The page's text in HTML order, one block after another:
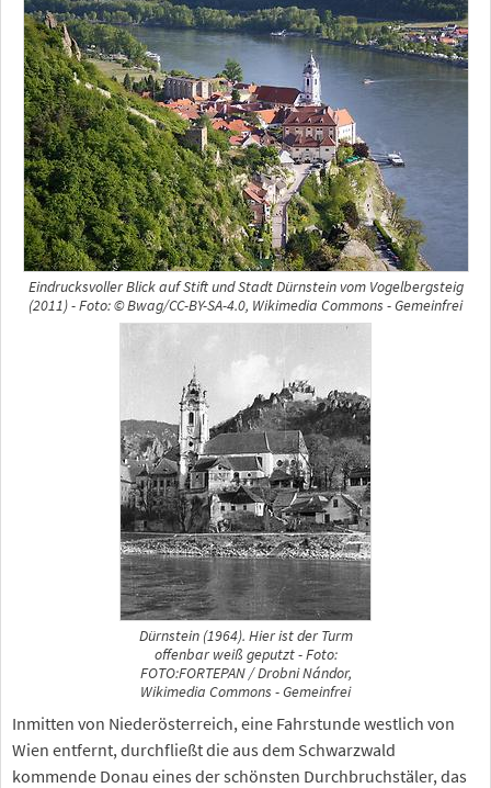
Eindrucksvoller Blick auf Stift und Stadt Dürnstein vom Vogelbergsteig
(2011) - Foto: © Bwag/CC-BY-SA-4.0, Wikimedia Commons - Gemeinfrei
Dürnstein (1964). Hier ist der Turm
offenbar weiß geputzt - Foto:
FOTO:FORTEPAN / Drobni Nándor,
Wikimedia Commons - Gemeinfrei
Inmitten von Niederösterreich, eine Fahrstunde westlich von
Wien entfernt, durchfließt die aus dem Schwarzwald
kommende Donau eines der schönsten Durchbruchstäler, das